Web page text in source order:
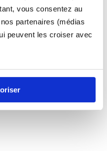
vous consentez au
partenaires (médias
peuvent les croiser avec